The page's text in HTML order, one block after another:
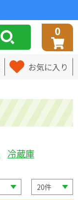
0
お気に入り
冷蔵庫